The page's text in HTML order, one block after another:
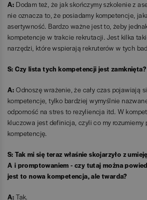
A: Dodam też, że jak skończymy szkolenie z
nie oznacza to, że posiadamy kompetencje,
asertywność. Bardzo ważne jest to, żeby
kompetencje w trakcie rekrutacji. Jest kilka
narzędzi, które wspierają rekruterów w tych
S: Czy lista tych kompetencji jest zamknięta?
A: Odnoszę wrażenie, że cały czas pojawiają
kompetencje, tylko bardziej wymyślnie
odporność na stres to rezyliencja itd. W
kluczowa jest definicja, czyli co my rozumiemy
kompetencję.
S: Tak mi się teraz właśnie skojarzyło z
A i promptowaniem - czy tutaj można
jest to nowa kompetencja, ale twarda?
A: Tak.